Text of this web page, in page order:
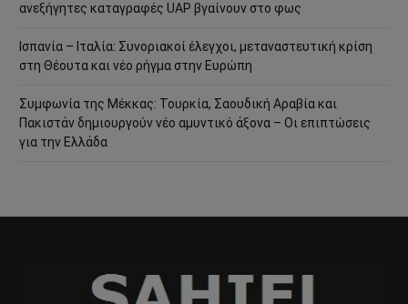
ανεξήγητες καταγραφές UAP βγαίνουν στο φως
Ισπανία – Ιταλία: Συνοριακοί έλεγχοι, μεταναστευτική κρίση
στη Θέουτα και νέο ρήγμα στην Ευρώπη
Συμφωνία της Μέκκας: Τουρκία, Σαουδική Αραβία και
Πακιστάν δημιουργούν νέο αμυντικό άξονα – Οι επιπτώσεις
για την Ελλάδα